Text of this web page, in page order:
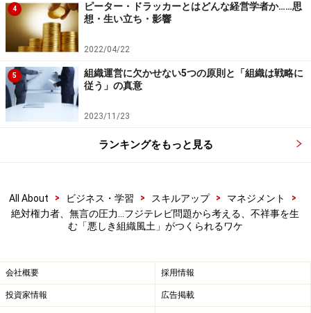
さらに、これらの組織風土醸成のベースになっているの
が、日本人がつくる組織の特性です。著作『カルチャ
ー・マップ』で各国の組織文化の違いを明らかにした、
米国ビジネススクール教授のエリン・メイヤー氏によれ
ば、日本の組織文化には大きく2つの特徴があると言い
ます。
1つは「明確な階層主義」。もう1つは「コンセンサス
る意思疎通）の文化的素地」があり、これらが絡み合う
ことで他国には見られない「特異でかつ風通しの悪い組
すなわち、階層主義が上意下達の土壌をつくり、暗黙合
意の重視が上位者から下位者への無言の圧力を生んで、
4
ピーター・ドラッカーとはどんな経営学者か……思
想・生い立ち・影響
2022/04/22
5
組織運営に欠かせない5つの原則と「組織は戦略に
従う」の真意
2023/11/23
ランキングをもっと見る
All About > ビジネス・学習 > スキルアップ > マネジメント
>
絶対権力者、無言の圧力…フジテレビ問題から考える、不祥事を生
む「悪しき組織風土」がつくられるワケ
会社概要 採用情報
投資家情報 広告掲載